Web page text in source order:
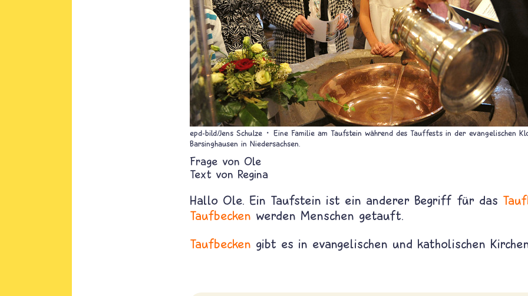
epd-bild/Jens Schulze
Eine Familie am Taufstein während des Tauffests in der evangelischen
Barsinghausen in Niedersachsen.
Ole
Text von Regina
Hallo Ole. Ein Taufstein ist ein anderer Begriff für das
Taufbecken werden Menschen getauft.
Taufbecken gibt es in evangelischen und katholischen